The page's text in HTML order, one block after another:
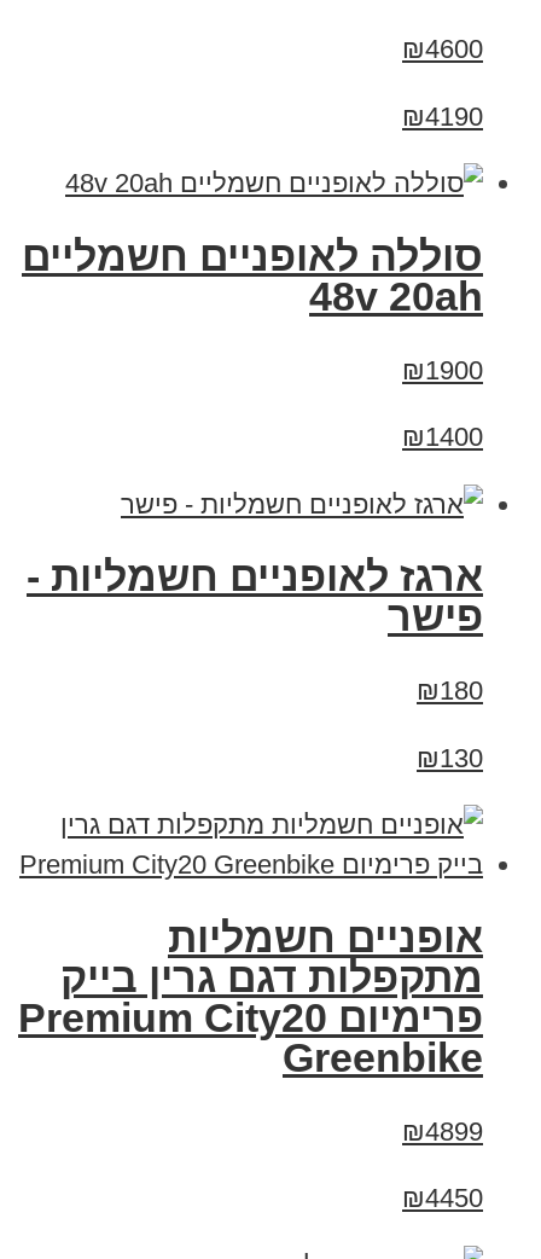
₪4600
₪4190
סוללה לאופניים חשמליים
48v 20ah
₪1900
₪1400
ארגז לאופניים חשמליות -
פישר
₪180
₪130
אופניים חשמליות
מתקפלות דגם גרין בייק
פרימיום Premium City20
Greenbike
₪4899
₪4450